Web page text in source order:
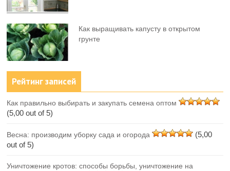
Как выращивать капусту в открытом
грунте
Рейтинг записей
Как правильно выбирать и закупать семена оптом
(5,00 out of 5)
Весна: производим уборку сада и огорода
(5,00
out of 5)
Уничтожение кротов: способы борьбы, уничтожение на